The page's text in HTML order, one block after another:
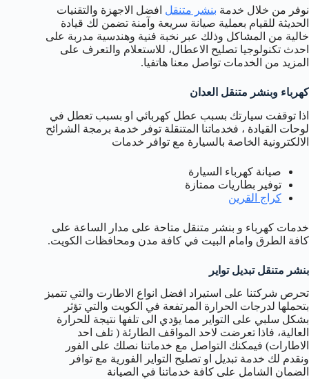
نوفر من خلال خدمة بنشر متنقل افضل الاجهزة والتقنيات
الحديثة للقيام بعملية صيانة سريعة وآمنة تضمن لك قيادة
خالية من المشاكل وذلك عبر نخبة فنية وهندسية مدربة على
احدث تكنولوجيا تصليح الاعطال، للاستعلام والتعرف على
المزيد من الخدمات تواصل معنا هاتفيا.
كهرباء وبنشر متنقل العدان
اذا توقفت سيارتك بسبب عطل كهربائي او بسبب تعطل في
لوحات القيادة ، فخدماتنا المتنقلة توفر خدمة برمجة الشرائح
الالكترونية الخاصة بالسيارة مع توافر خدمات
صيانة كهرباء السيارة
توفير بطاريات ممتازة
كراج القرين
خدمات كهرباء و بنشر متنقل متاحة على مدار الساعة على
كافة الطرق وامام البيت في كافة مدن ومحافظات الكويت.
بنشر متنقل تبديل تواير
تحرص شركتنا على استيراد افضل انواع الاطارت والتي تتميز
بتحملها لدرجات الحرارة المرتفعة في الكويت والتي تؤثر
بشكل سلبي على التواير مما يؤدي الى تلفها نتيجة للحرارة
العالية، فاذا تعرضت لاحد المواقف الطارئة ( تلف احد
الاطارات) فيمكنك التواصل مع خدماتنا نصلك على الفور
ونقدم لك خدمة تبديل او تصليح التواير الفورية مع توافر
الضمان الشامل على كافة خدماتنا في الصيانة